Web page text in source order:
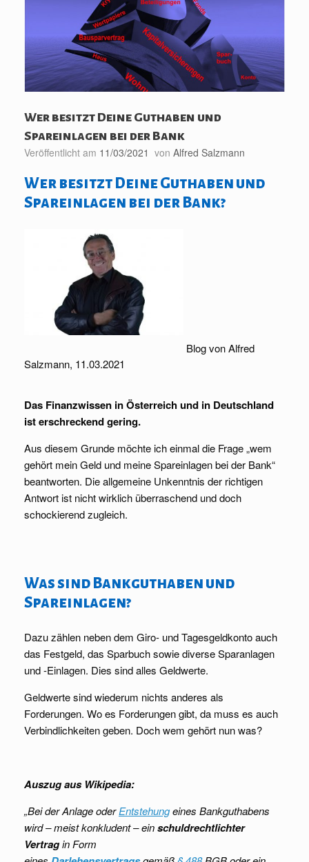
Wer besitzt Deine Guthaben und
Spareinlagen bei der Bank
Veröffentlicht am 11/03/2021 von Alfred Salzmann
Wer besitzt Deine Guthaben und
Spareinlagen bei der Bank?
Blog von Alfred
Salzmann, 11.03.2021
Das Finanzwissen in Österreich und in Deutschland
ist erschreckend gering.
Aus diesem Grunde möchte ich einmal die Frage „wem
gehört mein Geld und meine Spareinlagen bei der Bank“
beantworten. Die allgemeine Unkenntnis der richtigen
Antwort ist nicht wirklich überraschend und doch
schockierend zugleich.
Was sind Bankguthaben und
Spareinlagen?
Dazu zählen neben dem Giro- und Tagesgeldkonto auch
das Festgeld, das Sparbuch sowie diverse Sparanlagen
und -Einlagen. Dies sind alles Geldwerte.
Geldwerte sind wiederum nichts anderes als
Forderungen. Wo es Forderungen gibt, da muss es auch
Verbindlichkeiten geben. Doch wem gehört nun was?
Auszug aus Wikipedia:
„Bei der Anlage oderEntstehungeines Bankguthabens
wird – meist konkludent – einschuldrechtlichter
Vertragin Form